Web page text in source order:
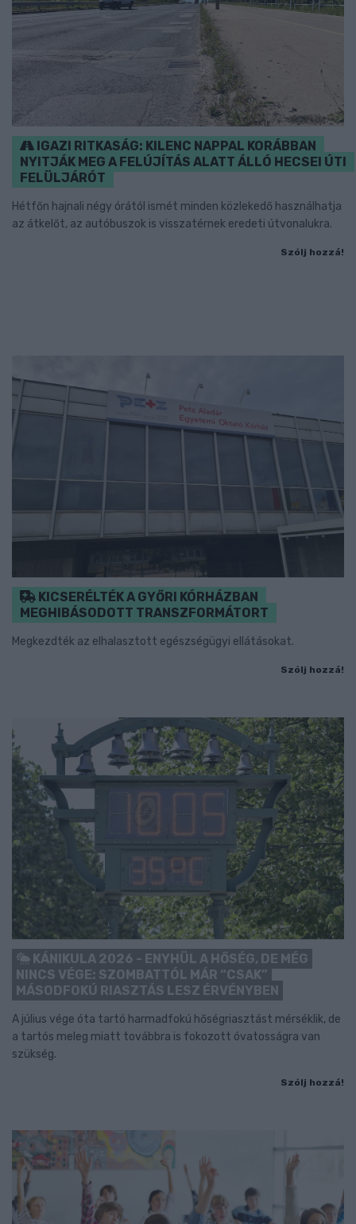
IGAZI RITKASÁG: KILENC NAPPAL KORÁBBAN
NYITJÁK MEG A FELÚJÍTÁS ALATT ÁLLÓ HECSEI ÚTI
FELÜLJÁRÓT
Hétfőn hajnali négy órától ismét minden közlekedő használhatja
az átkelőt, az autóbuszok is visszatérnek eredeti útvonalukra.
Szólj hozzá!
KICSERÉLTÉK A GYŐRI KÓRHÁZBAN
MEGHIBÁSODOTT TRANSZFORMÁTORT
Megkezdték az elhalasztott egészségügyi ellátásokat.
Szólj hozzá!
KÁNIKULA 2026 - ENYHÜL A HŐSÉG, DE MÉG
NINCS VÉGE: SZOMBATTÓL MÁR “CSAK”
MÁSODFOKÚ RIASZTÁS LESZ ÉRVÉNYBEN
A július vége óta tartó harmadfokú hőségriasztást mérséklik, de
a tartós meleg miatt továbbra is fokozott óvatosságra van
szükség.
Szólj hozzá!